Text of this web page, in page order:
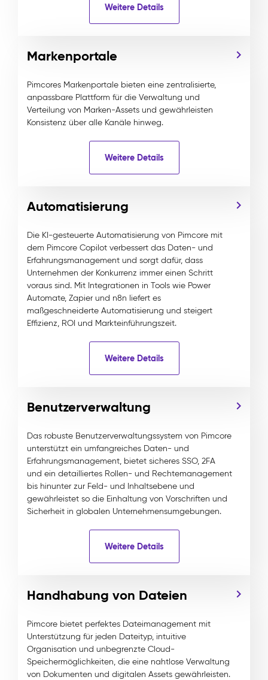
Weitere Details
Markenportale
Pimcores Markenportale bieten eine zentralisierte,
anpassbare Plattform für die Verwaltung und
Verteilung von Marken-Assets und gewährleisten
Konsistenz über alle Kanäle hinweg.
Weitere Details
Automatisierung
Die KI-gesteuerte Automatisierung von Pimcore mit
dem Pimcore Copilot verbessert das Daten- und
Erfahrungsmanagement und sorgt dafür, dass
Unternehmen der Konkurrenz immer einen Schritt
voraus sind. Mit Integrationen in Tools wie Power
Automate, Zapier und n8n liefert es
maßgeschneiderte Automatisierung und steigert
Effizienz, ROI und Markteinführungszeit.
Weitere Details
Benutzerverwaltung
Das robuste Benutzerverwaltungssystem von Pimcore
unterstützt ein umfangreiches Daten- und
Erfahrungsmanagement, bietet sicheres SSO, 2FA
und ein detailliertes Rollen- und Rechtemanagement
bis hinunter zur Feld- und Inhaltsebene und
gewährleistet so die Einhaltung von Vorschriften und
Sicherheit in globalen Unternehmensumgebungen.
Weitere Details
Handhabung von Dateien
Pimcore bietet perfektes Dateimanagement mit
Unterstützung für jeden Dateityp, intuitive
Organisation und unbegrenzte Cloud-
Speichermöglichkeiten, die eine nahtlose Verwaltung
von Dokumenten und digitalen Assets gewährleisten.